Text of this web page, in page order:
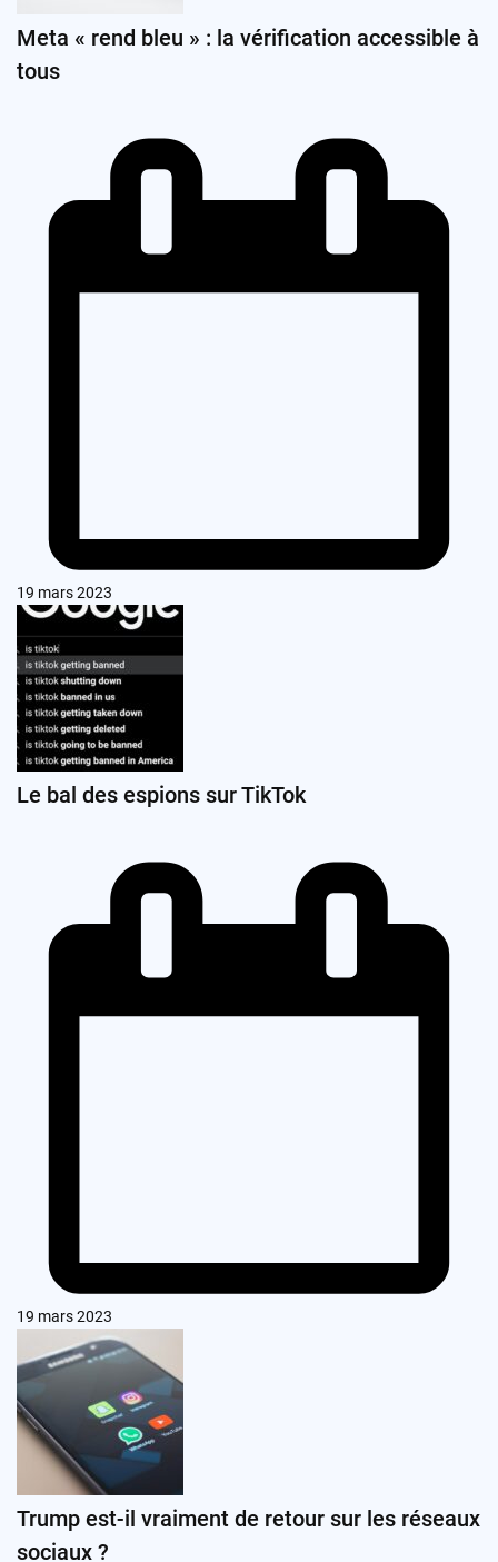
Meta « rend bleu » : la vérification accessible à
tous
19 mars 2023
Le bal des espions sur TikTok
19 mars 2023
Trump est-il vraiment de retour sur les réseaux
sociaux ?